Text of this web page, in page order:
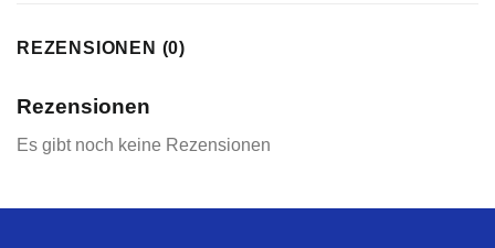
REZENSIONEN (0)
Rezensionen
Es gibt noch keine Rezensionen